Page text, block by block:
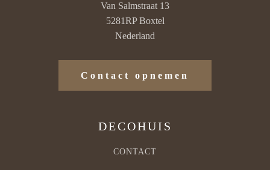
Van Salmstraat 13
5281RP Boxtel
Nederland
Contact opnemen
DECOHUIS
CONTACT